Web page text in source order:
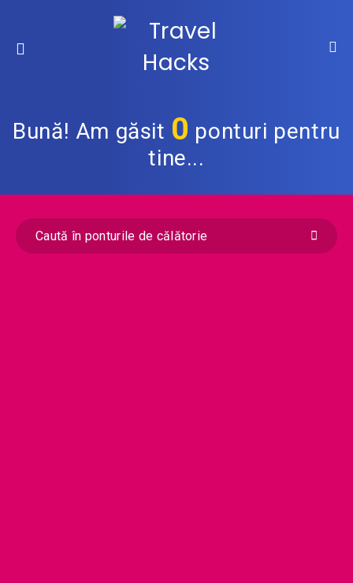
Bună! Am găsit 0 ponturi pentru
tine...